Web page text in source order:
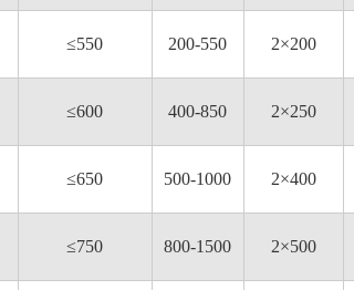
≤550 200-550 2×200
≤600 400-850 2×250
≤650 500-1000 2×400
≤750 800-1500 2×500